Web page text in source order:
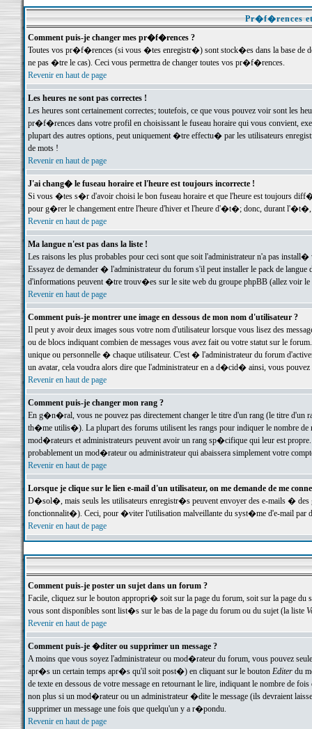
Pr�f�rences
Comment puis-je changer mes pr�f�rences ?
Toutes vos pr�f�rences (si vous �tes enregistr�) sont stock�es dans la base de
ne pas �tre le cas). Ceci vous permettra de changer toutes vos pr�f�rences.
Revenir en haut de page
Les heures ne sont pas correctes !
Les heures sont certainement correctes; toutefois, ce que vous pouvez voir sont
pr�f�rences dans votre profil en choisissant le fuseau horaire qui vous convient,
plupart des autres options, peut uniquement �tre effectu� par les utilisateurs
de mots !
Revenir en haut de page
J'ai chang� le fuseau horaire et l'heure est toujours incorrecte !
Si vous �tes s�r d'avoir choisi le bon fuseau horaire et que l'heure est toujours
pour g�rer le changement entre l'heure d'hiver et l'heure d'�t�; donc, durant
Revenir en haut de page
Ma langue n'est pas dans la liste !
Les raisons les plus probables pour ceci sont que soit l'administrateur n'a pas
Essayez de demander � l'administrateur du forum s'il peut installer le pack de
d'informations peuvent �tre trouv�es sur le site web du groupe phpBB (allez voir le
Revenir en haut de page
Comment puis-je montrer une image en dessous de mon nom d'utilisateur ?
Il peut y avoir deux images sous votre nom d'utilisateur lorsque vous lisez des
ou de blocs indiquant combien de messages vous avez fait ou votre statut sur le
unique ou personnelle � chaque utilisateur. C'est � l'administrateur du forum
un avatar, cela voudra alors dire que l'administrateur en a d�cid� ainsi, vous
Revenir en haut de page
Comment puis-je changer mon rang ?
En g�n�ral, vous ne pouvez pas directement changer le titre d'un rang (le titre d'un
th�me utilis�). La plupart des forums utilisent les rangs pour indiquer le nombre de
mod�rateurs et administrateurs peuvent avoir un rang sp�cifique qui leur est
probablement un mod�rateur ou administrateur qui abaissera simplement votre
Revenir en haut de page
Lorsque je clique sur le lien e-mail d'un utilisateur, on me demande de me
D�sol�, mais seuls les utilisateurs enregistr�s peuvent envoyer des e-mails �
fonctionnalit�). Ceci, pour �viter l'utilisation malveillante du syst�me d'e-mail par
Revenir en haut de page
Comment puis-je poster un sujet dans un forum ?
Facile, cliquez sur le bouton appropri� soit sur la page du forum, soit sur la page du
vous sont disponibles sont list�s sur le bas de la page du forum ou du sujet (la liste
Revenir en haut de page
Comment puis-je �diter ou supprimer un message ?
A moins que vous soyez l'administrateur ou mod�rateur du forum, vous pouvez
apr�s un certain temps apr�s qu'il soit post�) en cliquant sur le bouton Editerdu
de texte en dessous de votre message en retournant le lire, indiquant le nombre
non plus si un mod�rateur ou un administrateur �dite le message (ils devraient
supprimer un message une fois que quelqu'un y a r�pondu.
Revenir en haut de page